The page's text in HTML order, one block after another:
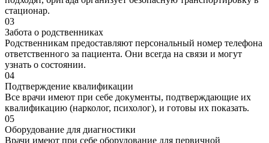
стационар.
03
Забота о родственниках
Родственникам предоставляют персональный номер телефона
ответственного за пациента. Они всегда на связи и могут
узнать о состоянии.
04
Подтверждение квалификации
Все врачи имеют при себе документы, подтверждающие их
квалификацию (нарколог, психолог), и готовы их показать.
05
Оборудование для диагностики
Врачи имеют при себе оборудование для первичной